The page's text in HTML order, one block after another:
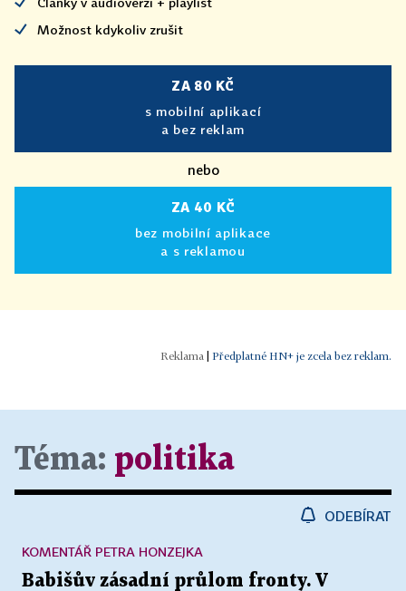
Možnost kdykoliv zrušit
ZA 80 KČ
s mobilní aplikací
a bez reklam
nebo
ZA 40 KČ
bez mobilní aplikace
a s reklamou
Předplatné HN+ je zcela bez reklam.
Téma: politika
ODEBÍRAT
Babišův zásadní průlom fronty. V
KOMENTÁŘ PETRA HONZEJKA